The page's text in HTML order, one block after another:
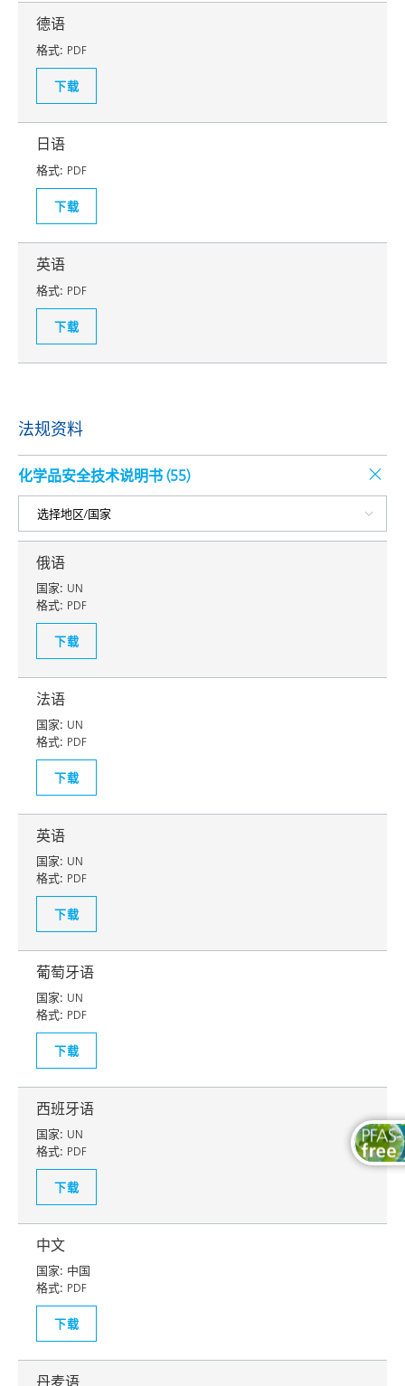
德语
格式: PDF
下载
日语
格式: PDF
下载
英语
格式: PDF
下载
法规资料
化学品安全技术说明书 (55)
俄语
国家: UN
格式: PDF
下载
法语
国家: UN
格式: PDF
下载
英语
国家: UN
格式: PDF
下载
葡萄牙语
国家: UN
格式: PDF
下载
西班牙语
国家: UN
格式: PDF
下载
中文
国家: 中国
格式: PDF
下载
丹麦语